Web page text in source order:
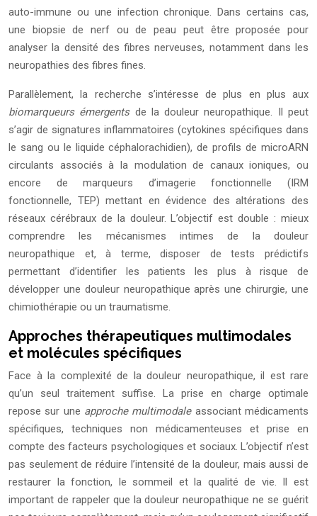
auto-immune ou une infection chronique. Dans certains cas,
une biopsie de nerf ou de peau peut être proposée pour
analyser la densité des fibres nerveuses, notamment dans les
neuropathies des fibres fines.
Parallèlement, la recherche s’intéresse de plus en plus aux
biomarqueurs émergentsde la douleur neuropathique. Il peut
s’agir de signatures inflammatoires (cytokines spécifiques dans
le sang ou le liquide céphalorachidien), de profils de microARN
circulants associés à la modulation de canaux ioniques, ou
encore de marqueurs d’imagerie fonctionnelle (IRM
fonctionnelle, TEP) mettant en évidence des altérations des
réseaux cérébraux de la douleur. L’objectif est double : mieux
comprendre les mécanismes intimes de la douleur
neuropathique et, à terme, disposer de tests prédictifs
permettant d’identifier les patients les plus à risque de
développer une douleur neuropathique après une chirurgie, une
chimiothérapie ou un traumatisme.
Approches thérapeutiques multimodales
et molécules spécifiques
Face à la complexité de la douleur neuropathique, il est rare
qu’un seul traitement suffise. La prise en charge optimale
repose sur une approche multimodaleassociant médicaments
spécifiques, techniques non médicamenteuses et prise en
compte des facteurs psychologiques et sociaux. L’objectif n’est
pas seulement de réduire l’intensité de la douleur, mais aussi de
restaurer la fonction, le sommeil et la qualité de vie. Il est
important de rappeler que la douleur neuropathique ne se guérit